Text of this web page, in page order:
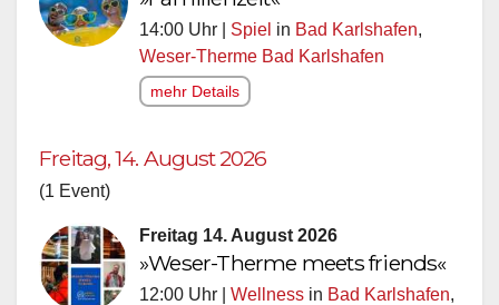
14:00 Uhr | Spiel in Bad Karlshafen,
Weser-Therme Bad Karlshafen
mehr Details
Freitag, 14. August 2026
(1 Event)
Freitag 14. August 2026
»Weser-Therme meets friends«
12:00 Uhr | Wellness in Bad Karlshafen,